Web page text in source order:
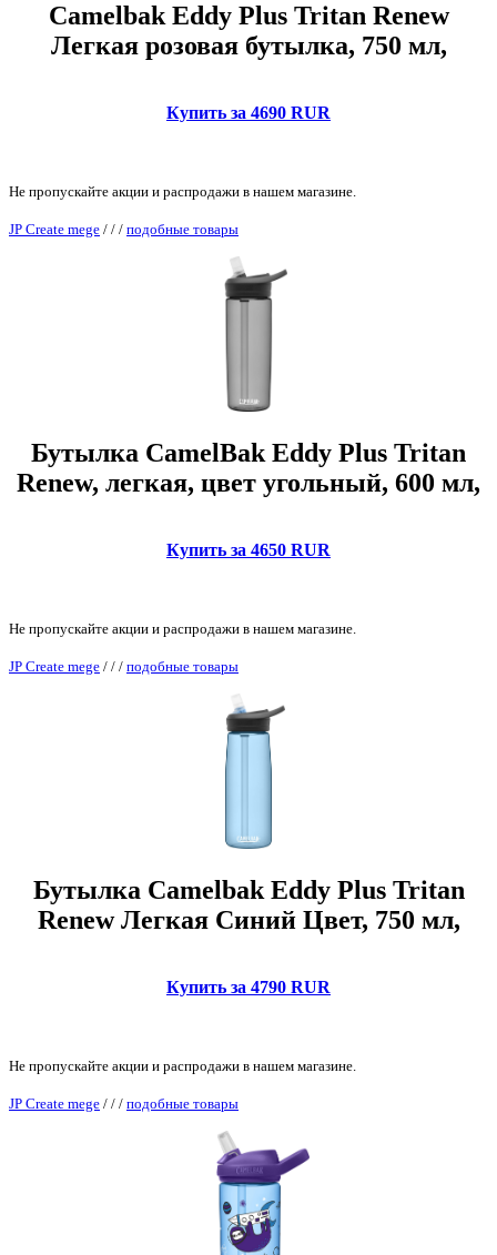
Camelbak Eddy Plus Tritan Renew
Легкая розовая бутылка, 750 мл,
Купить за 4690 RUR
Не пропускайте акции и распродажи в нашем магазине.
JP Create mege / / / подобные товары
Бутылка CamelBak Eddy Plus Tritan
Renew, легкая, цвет угольный, 600 мл,
Купить за 4650 RUR
Не пропускайте акции и распродажи в нашем магазине.
JP Create mege / / / подобные товары
Бутылка Camelbak Eddy Plus Tritan
Renew Легкая Синий Цвет, 750 мл,
Купить за 4790 RUR
Не пропускайте акции и распродажи в нашем магазине.
JP Create mege / / / подобные товары